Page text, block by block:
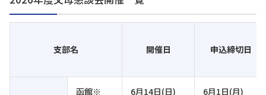
支部名 開催日 申込締切日
函館※ 6月14日(日) 6月1日(月)